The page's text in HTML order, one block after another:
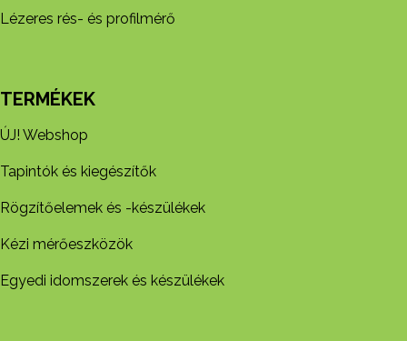
Lézeres rés- és profilmérő
TERMÉKEK
ÚJ! Webshop
Tapintók és kiegészítők
Rögzítőelemek és -készül​ékek
Kézi mérőeszközök
Egyedi idomszerek és készülékek